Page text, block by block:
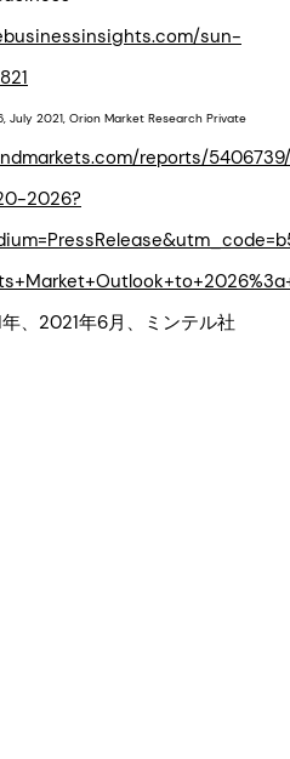
sun-
2021, Orion Market Research Private
reports/
2026?
、2021年6月、ミンテル社